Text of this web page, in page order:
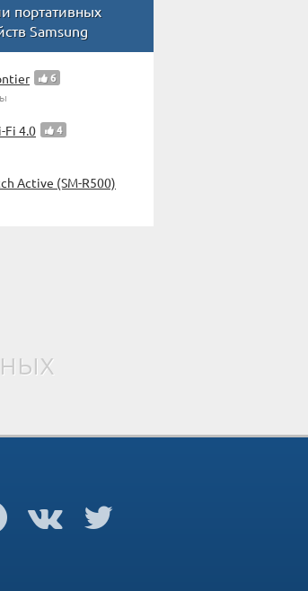
портативных
Samsung
6
Fi 4.0 4
Active (SM-R500)